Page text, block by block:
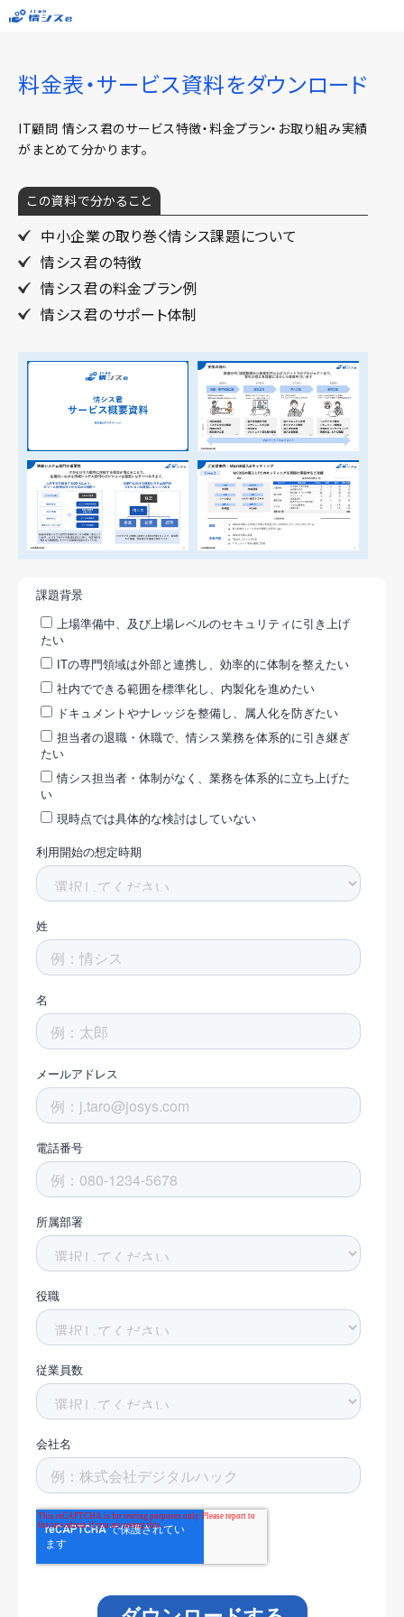
料金表・サービス資料をダウンロード
IT顧問 情シス君のサービス特徴・料金プラン・お取り組み実績
がまとめて分かります。
この資料で分かること
中小企業の取り巻く情シス課題について
情シス君の特徴
情シス君の料金プラン例
情シス君のサポート体制